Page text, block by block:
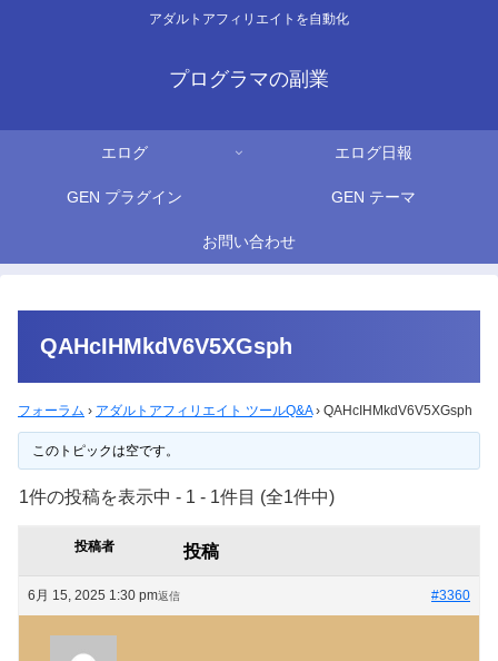
アダルトアフィリエイトを自動化
プログラマの副業
エログ エログ日報
GEN プラグイン GEN テーマ
お問い合わせ
QAHcIHMkdV6V5XGsph
フォーラム › アダルトアフィリエイト ツールQ&A › QAHcIHMkdV6V5XGsph
このトピックは空です。
1件の投稿を表示中 - 1 - 1件目 (全1件中)
投稿者 投稿
6月 15, 2025 1:30 pm #3360
返信